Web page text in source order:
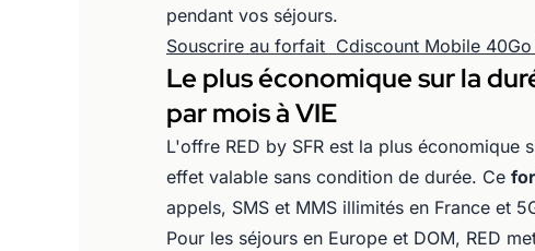
pendant vos séjours.
Souscrire au forfait Cdiscount Mobile
Le plus économique sur la
par mois à VIE
L'offre RED by SFR est la plus
effet valable sans condition de durée. Ce
appels, SMS et MMS illimités en France et
Pour les séjours en Europe et DOM, RED